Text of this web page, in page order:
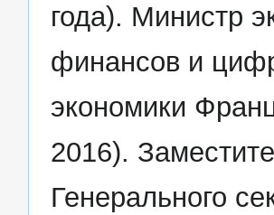
года). Министр
финансов и
экономики
2016).
Генерального